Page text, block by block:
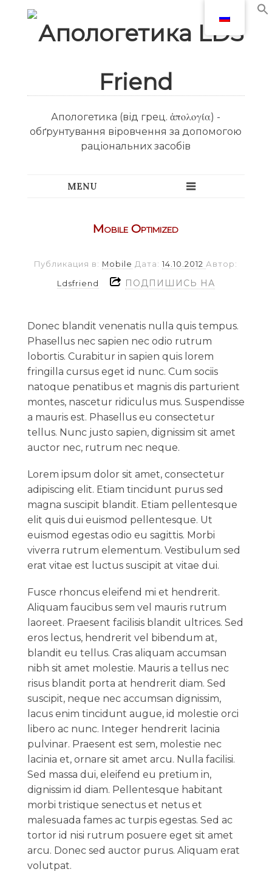
Апологетика (від грец. ἀπολογία) -
обґрунтування віровчення за допомогою
раціональних засобів
Mobile Optimized
Публикация в: Mobile Дата:14.10.2012 Автор:
Ldsfriend ПОДПИШИСЬ НА
Donec blandit venenatis nulla quis tempus.
Phasellus nec sapien nec odio rutrum
lobortis. Curabitur in sapien quis lorem
fringilla cursus eget id nunc. Cum sociis
natoque penatibus et magnis dis parturient
montes, nascetur ridiculus mus. Suspendisse
a mauris est. Phasellus eu consectetur
tellus. Nunc justo sapien, dignissim sit amet
auctor nec, rutrum nec neque.
Lorem ipsum dolor sit amet, consectetur
adipiscing elit. Etiam tincidunt purus sed
magna suscipit blandit. Etiam pellentesque
elit quis dui euismod pellentesque. Ut
euismod egestas odio eu sagittis. Morbi
viverra rutrum elementum. Vestibulum sed
erat vitae est luctus suscipit at vitae dui.
Fusce rhoncus eleifend mi et hendrerit.
Aliquam faucibus sem vel mauris rutrum
laoreet. Praesent facilisis blandit ultrices. Sed
eros lectus, hendrerit vel bibendum at,
blandit eu tellus. Cras aliquam accumsan
nibh sit amet molestie. Mauris a tellus nec
risus blandit porta at hendrerit diam. Sed
suscipit, neque nec accumsan dignissim,
lacus enim tincidunt augue, id molestie orci
libero ac nunc. Integer hendrerit lacinia
pulvinar. Praesent est sem, molestie nec
lacinia et, ornare sit amet arcu. Nulla facilisi.
Sed massa dui, eleifend eu pretium in,
dignissim id diam. Pellentesque habitant
morbi tristique senectus et netus et
malesuada fames ac turpis egestas. Sed ac
tortor id nisi rutrum posuere eget sit amet
arcu. Donec sed auctor purus. Aliquam erat
volutpat.